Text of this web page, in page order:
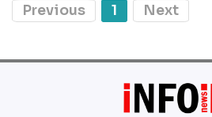
Previous 1 Next